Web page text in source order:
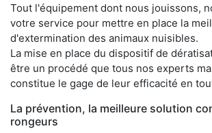
Tout l'équipement dont nous jouissons,
votre service pour mettre en place la
d'extermination des animaux nuisibles.
La mise en place du dispositif de
être un procédé que tous nos experts
constitue le gage de leur efficacité en
La prévention, la meilleure solution
rongeurs